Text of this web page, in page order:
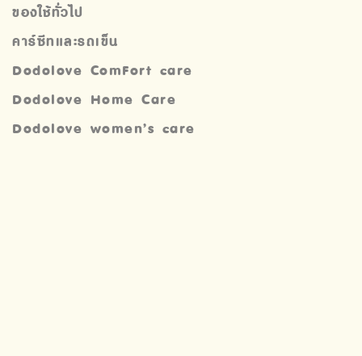
ของใช้ทั่วไป
คาร์ซีทและรถเข็น
Dodolove ComFort care
Dodolove Home Care
Dodolove women’s care